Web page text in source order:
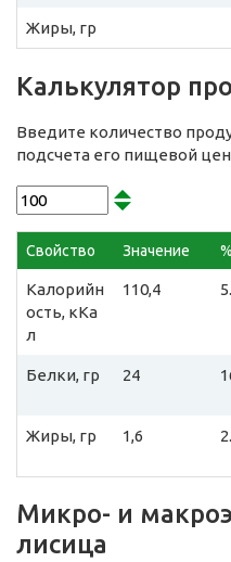
Жиры, гр
Калькулятор
Введите количество
подсчета его пищевой
Свойство Значение
Калорийн
ость, кКа
л
110,4
Белки, гр 24
Жиры, гр 1,6
Микро- и
лисица